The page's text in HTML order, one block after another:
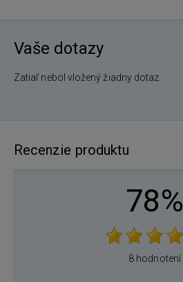
Vaše dotazy
Zatiaľ nebol vložený žiadny dotaz.
Recenzie produktu
78%
8 hodnotení